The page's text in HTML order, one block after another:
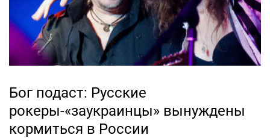
Бог подаст: Русские
рокеры-«заукраинцы» вынуждены
кормиться в России